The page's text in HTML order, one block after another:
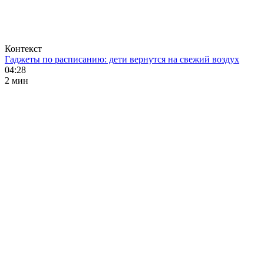
Контекст
Гаджеты по расписанию: дети вернутся на свежий воздух
04:28
2 мин